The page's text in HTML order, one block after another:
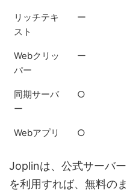
リッチテキ
スト
ー
Webクリッ
パー
ー
同期サーバ
ー
○
Webアプリ ○
Joplinは、公式サーバ
を利用すれば、無料の